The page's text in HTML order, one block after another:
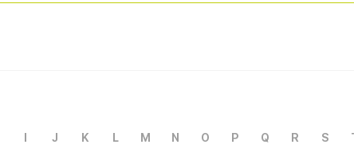
I J K L M N O P Q R S